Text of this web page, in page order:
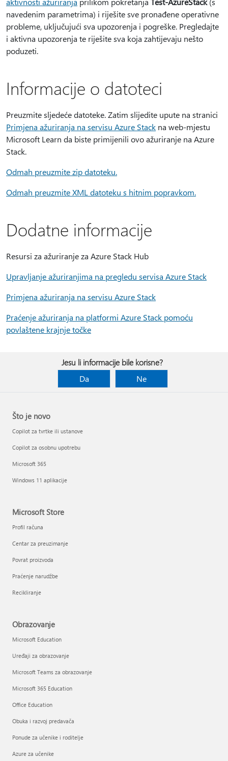
navedenim parametrima) i riješite sve pronađene operativne
probleme, uključujući sva upozorenja i pogreške. Pregledajte
i aktivna upozorenja te riješite sva koja zahtijevaju nešto
poduzeti.
Informacije o datoteci
Preuzmite sljedeće datoteke. Zatim slijedite upute na stranici
Primjena ažuriranja na servisu Azure Stack na web-mjestu
Microsoft Learn da biste primijenili ovo ažuriranje na Azure
Stack.
Odmah preuzmite zip datoteku.
Odmah preuzmite XML datoteku s hitnim popravkom.
Dodatne informacije
Resursi za ažuriranje za Azure Stack Hub
Upravljanje ažuriranjima na pregledu servisa Azure Stack
Primjena ažuriranja na servisu Azure Stack
Praćenje ažuriranja na platformi Azure Stack pomoću
povlaštene krajnje točke
Jesu li informacije bile korisne?
Da
Ne
Što je novo
Copilot za tvrtke ili ustanove
Copilot za osobnu upotrebu
Microsoft 365
Windows 11 aplikacije
Microsoft Store
Profil računa
Centar za preuzimanje
Povrat proizvoda
Praćenje narudžbe
Recikliranje
Obrazovanje
Microsoft Education
Uređaji za obrazovanje
Microsoft Teams za obrazovanje
Microsoft 365 Education
Office Education
Obuka i razvoj predavača
Ponude za učenike i roditelje
Azure za učenike